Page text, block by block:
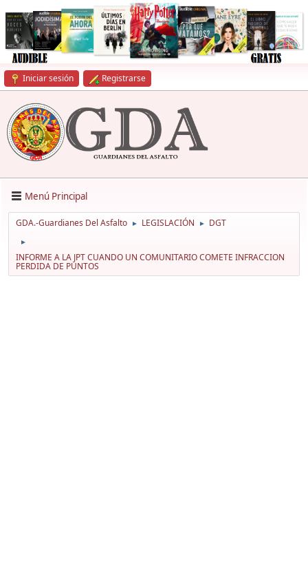
Iniciar sesión Registrarse
Menú Principal
GDA.-Guardianes Del Asfalto ► LEGISLACIÓN ► DGT
►
INFORME A LA JPT CUANDO UN COMUNITARIO COMETE INFRACCION
PERDIDA DE PUNTOS